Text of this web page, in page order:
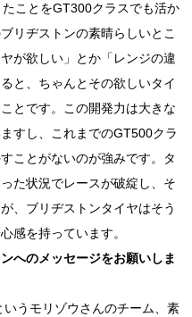
ことをGT300クラスでも活か
リヂストンの素晴らしいとこ
が欲しい」とか「レンジの違
と、ちゃんとその欲しいタイ
とです。この開発力は大きな
すし、これまでのGT500クラ
ことがないのが強みです。タ
た状況でレースが破綻し、そ
、ブリヂストンタイヤはそう
感を持っています。
へのメッセージをお願いしま
いうモリゾウさんのチーム、素